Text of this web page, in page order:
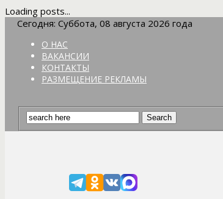
Loading posts...
Сегодня: Суббота, 08 августа 2026 года
О НАС
ВАКАНСИИ
КОНТАКТЫ
РАЗМЕЩЕНИЕ РЕКЛАМЫ